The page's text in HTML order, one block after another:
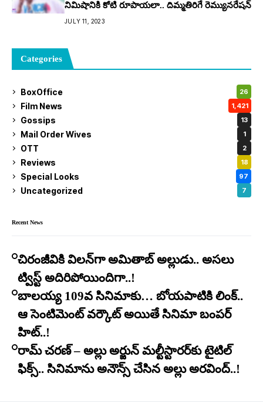
నిమిషానికి కోటి రూపాయ‌లా.. దిమ్మతిరిగే రెమ్యున‌రేష‌న్
JULY 11, 2023
Categories
BoxOffice 26
Film News 1,421
Gossips 13
Mail Order Wives 1
OTT 2
Reviews 18
Special Looks 97
Uncategorized 7
Recent News
చిరంజీవికి విలన్‌గా అమితాబ్ అల్లుడు.. అసలు
ట్విస్ట్ అదిరిపోయిందిగా..!
బాలయ్య 109వ సినిమాకు… బోయపాటికి లింక్..
ఆ సెంటిమెంట్ వర్కౌట్ అయితే సినిమా బంపర్
హిట్..!
రామ్ చరణ్ – అల్లు అర్జున్ మల్టీస్టారర్​కు టైటిల్
ఫిక్స్.. సినిమాను అనౌన్స్ చేసిన అల్లు అరవింద్..!